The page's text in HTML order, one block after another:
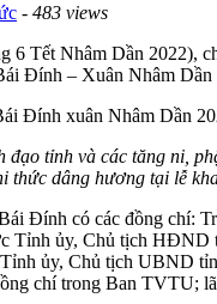
- 483 views
6 Tết Nhâm Dần 2022),
Đính – Xuân Nhâm Dần
đạo tỉnh và các tăng ni,
thức dâng hương tại lễ
Đính có các đồng chí:
Tỉnh ủy, Chủ tịch HĐND
ủy, Chủ tịch UBND
chí trong Ban TVTU;